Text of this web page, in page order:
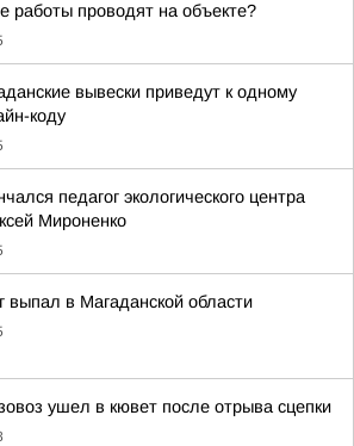
работы проводят на объекте?
вывески приведут к одному
коду
педагог экологического центра
Мироненко
выпал в Магаданской области
ушел в кювет после отрыва сцепки